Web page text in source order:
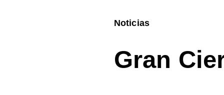
Noticias
Gran